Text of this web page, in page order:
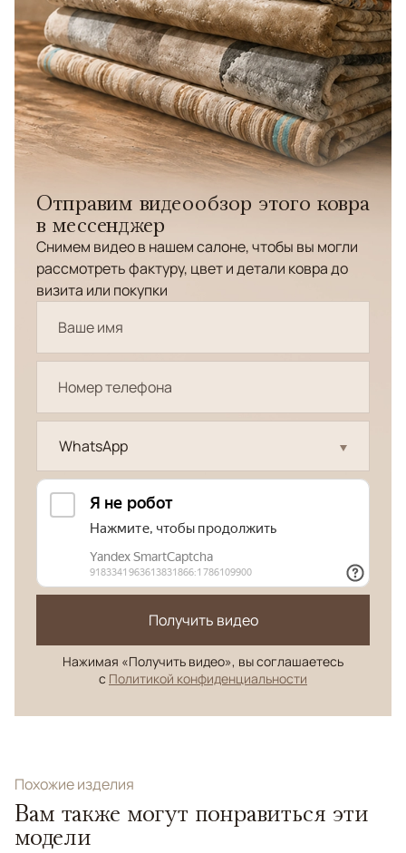
Отправим видеообзор этого ковра
в мессенджер
Снимем видео в нашем салоне, чтобы вы могли
рассмотреть фактуру, цвет и детали ковра до
визита или покупки
WhatsApp
Получить видео
Нажимая «Получить видео», вы соглашаетесь
с Политикой конфиденциальности
Похожие изделия
Вам также могут понравиться эти
модели